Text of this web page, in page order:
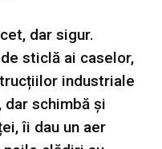
dar sigur.
sticlă ai caselor,
industriale
dar schimbă și
îi dau un aer